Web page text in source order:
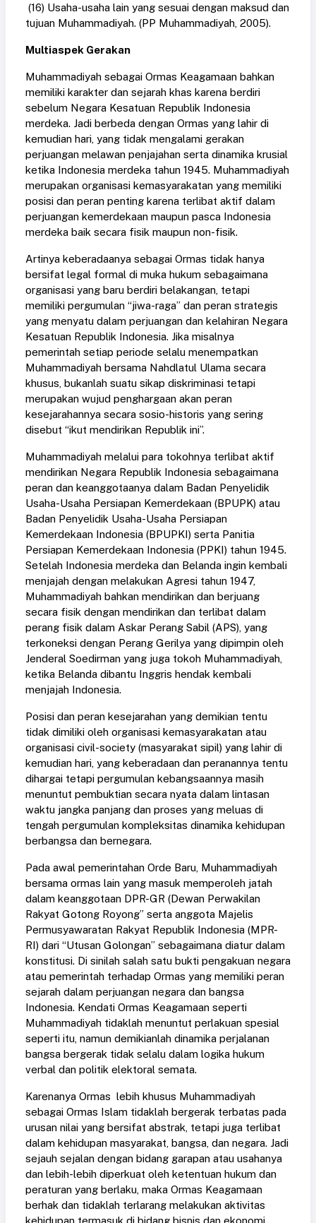
(16) Usaha-usaha lain yang sesuai dengan maksud dan
tujuan Muhammadiyah. (PP Muhammadiyah, 2005).
Multiaspek Gerakan
Muhammadiyah sebagai Ormas Keagamaan bahkan
memiliki karakter dan sejarah khas karena berdiri
sebelum Negara Kesatuan Republik Indonesia
merdeka. Jadi berbeda dengan Ormas yang lahir di
kemudian hari, yang tidak mengalami gerakan
perjuangan melawan penjajahan serta dinamika krusial
ketika Indonesia merdeka tahun 1945. Muhammadiyah
merupakan organisasi kemasyarakatan yang memiliki
posisi dan peran penting karena terlibat aktif dalam
perjuangan kemerdekaan maupun pasca Indonesia
merdeka baik secara fisik maupun non-fisik.
Artinya keberadaanya sebagai Ormas tidak hanya
bersifat legal formal di muka hukum sebagaimana
organisasi yang baru berdiri belakangan, tetapi
memiliki pergumulan “jiwa-raga” dan peran strategis
yang menyatu dalam perjuangan dan kelahiran Negara
Kesatuan Republik Indonesia. Jika misalnya
pemerintah setiap periode selalu menempatkan
Muhammadiyah bersama Nahdlatul Ulama secara
khusus, bukanlah suatu sikap diskriminasi tetapi
merupakan wujud penghargaan akan peran
kesejarahannya secara sosio-historis yang sering
disebut “ikut mendirikan Republik ini”.
Muhammadiyah melalui para tokohnya terlibat aktif
mendirikan Negara Republik Indonesia sebagaimana
peran dan keanggotaanya dalam Badan Penyelidik
Usaha-Usaha Persiapan Kemerdekaan (BPUPK) atau
Badan Penyelidik Usaha-Usaha Persiapan
Kemerdekaan Indonesia (BPUPKI) serta Panitia
Persiapan Kemerdekaan Indonesia (PPKI) tahun 1945.
Setelah Indonesia merdeka dan Belanda ingin kembali
menjajah dengan melakukan Agresi tahun 1947,
Muhammadiyah bahkan mendirikan dan berjuang
secara fisik dengan mendirikan dan terlibat dalam
perang fisik dalam Askar Perang Sabil (APS), yang
terkoneksi dengan Perang Gerilya yang dipimpin oleh
Jenderal Soedirman yang juga tokoh Muhammadiyah,
ketika Belanda dibantu Inggris hendak kembali
menjajah Indonesia.
Posisi dan peran kesejarahan yang demikian tentu
tidak dimiliki oleh organisasi kemasyarakatan atau
organisasi civil-society (masyarakat sipil) yang lahir di
kemudian hari, yang keberadaan dan peranannya tentu
dihargai tetapi pergumulan kebangsaannya masih
menuntut pembuktian secara nyata dalam lintasan
waktu jangka panjang dan proses yang meluas di
tengah pergumulan kompleksitas dinamika kehidupan
berbangsa dan bernegara.
Pada awal pemerintahan Orde Baru, Muhammadiyah
bersama ormas lain yang masuk memperoleh jatah
dalam keanggotaan DPR-GR (Dewan Perwakilan
Rakyat Gotong Royong” serta anggota Majelis
Permusyawaratan Rakyat Republik Indonesia (MPR-
RI) dari “Utusan Golongan” sebagaimana diatur dalam
konstitusi. Di sinilah salah satu bukti pengakuan negara
atau pemerintah terhadap Ormas yang memiliki peran
sejarah dalam perjuangan negara dan bangsa
Indonesia. Kendati Ormas Keagamaan seperti
Muhammadiyah tidaklah menuntut perlakuan spesial
seperti itu, namun demikianlah dinamika perjalanan
bangsa bergerak tidak selalu dalam logika hukum
verbal dan politik elektoral semata.
Karenanya Ormas lebih khusus Muhammadiyah
sebagai Ormas Islam tidaklah bergerak terbatas pada
urusan nilai yang bersifat abstrak, tetapi juga terlibat
dalam kehidupan masyarakat, bangsa, dan negara. Jadi
sejauh sejalan dengan bidang garapan atau usahanya
dan lebih-lebih diperkuat oleh ketentuan hukum dan
peraturan yang berlaku, maka Ormas Keagamaan
berhak dan tidaklah terlarang melakukan aktivitas
kehidupan termasuk di bidang bisnis dan ekonomi